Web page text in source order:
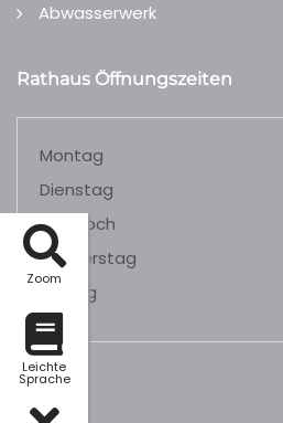
Zoom
Leichte
Sprache
Abwasserwerk
Rathaus Öffnungszeiten
Montag
Dienstag
Mittwoch
Donnerstag
Freitag